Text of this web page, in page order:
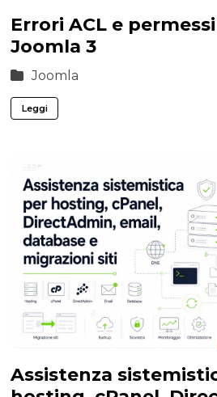
Errori ACL e
Joomla 3
Joomla
Leggi
Assistenza